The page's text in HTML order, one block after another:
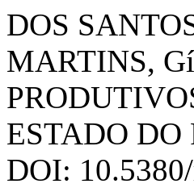
DOS
MARTINS,
ESTADO DO
DOI: